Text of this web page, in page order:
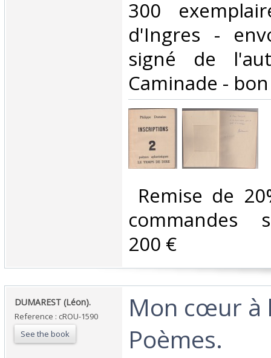
300
d'Ingres -
signé de
Caminade -
Remise de
commandes
200 €‎
‎DUMAREST (Léon).‎
Reference : cROU-1590
See the book
‎Mon cœur à
Poèmes.‎